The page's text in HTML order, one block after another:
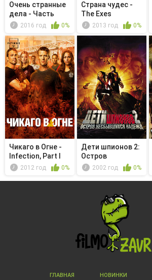
Очень странные
дела - Часть
четвертая...
2016 год 0%
Страна чудес -
The Exes
2013 год 0%
Чикаго в Огне -
Infection, Part I
2012 год 0%
Дети шпионов 2:
Остров
несбывшихся
2002 год 0%
ГЛАВНАЯ НОВИНКИ